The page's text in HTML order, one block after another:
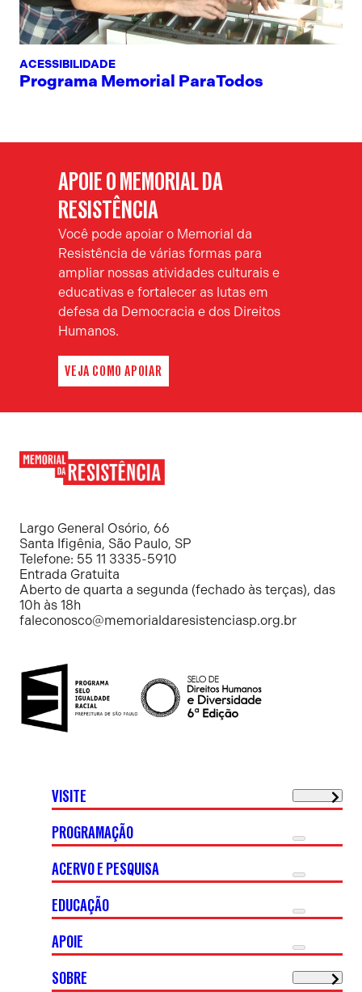
ACESSIBILIDADE
Programa Memorial ParaTodos
APOIE O MEMORIAL DA
RESISTÊNCIA
Você pode apoiar o Memorial da
Resistência de várias formas para
ampliar nossas atividades culturais e
educativas e fortalecer as lutas em
defesa da Democracia e dos Direitos
Humanos.
VEJA COMO APOIAR
Resistência
Largo General Osório, 66
Santa Ifigênia, São Paulo, SP
Telefone: 55 11 3335-5910
Entrada Gratuita
Aberto de quarta a segunda (fechado às terças), das
10h às 18h
faleconosco@memorialdaresistenciasp.org.br
VISITE
PROGRAMAÇÃO
ACERVO E PESQUISA
EDUCAÇÃO
APOIE
SOBRE